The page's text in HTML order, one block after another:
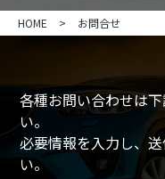
HOME > お問合せ
各種お問い合わせは
い。
必要情報を入力し、
い。